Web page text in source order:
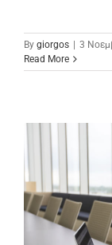
By giorgos | 3
Read More